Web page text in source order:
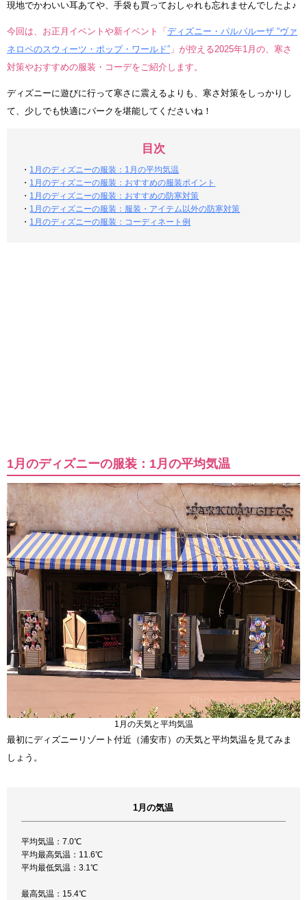
現地でかわいい耳あてや、手袋も買っておしゃれも忘れませんでしたよ♪
今回は、お正月イベントや新イベント「 ディズニー・パルパルーザ “ヴァ
ネロペのスウィーツ・ポップ・ワールド” 」が控える2025年1月の、寒さ
対策やおすすめの服装・コーデをご紹介します。
ディズニーに遊びに行って寒さに震えるよりも、寒さ対策をしっかりし
て、少しでも快適にパークを堪能してくださいね！
目次
・ 1月のディズニーの服装：1月の平均気温
・ 1月のディズニーの服装：おすすめの服装ポイント
・ 1月のディズニーの服装：おすすめの防寒対策
・ 1月のディズニーの服装：服装・アイテム以外の防寒対策
・ 1月のディズニーの服装：コーディネート例
1月のディズニーの服装：1月の平均気温
1月の天気と平均気温
最初にディズニーリゾート付近（浦安市）の天気と平均気温を見てみま
しょう。
1月の気温
平均気温：7.0℃
平均最高気温：11.6℃
平均最低気温：3.1℃
最高気温：15.4℃